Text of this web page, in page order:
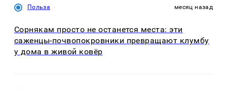
Польза месяц назад
Сорнякам просто не останется места: эти
саженцы-почвопокровники превращают клумбу
у дома в живой ковёр